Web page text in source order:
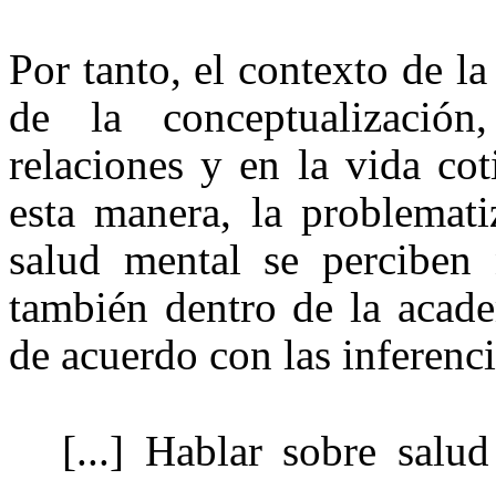
Por tanto, el contexto de
de la
relaciones y en la vida
esta manera, la
salud mental se
también dentro de la
de acuerdo con las
[...] Hablar sobre